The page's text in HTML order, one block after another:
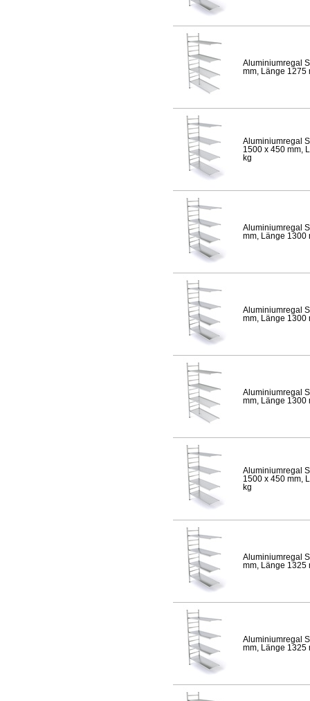
Aluminiumregal
mm, Länge 1275
Aluminiumregal
1500 x 450 mm,
kg
Aluminiumregal
mm, Länge 1300
Aluminiumregal
mm, Länge 1300
Aluminiumregal
mm, Länge 1300
Aluminiumregal
1500 x 450 mm,
kg
Aluminiumregal
mm, Länge 1325
Aluminiumregal
mm, Länge 1325